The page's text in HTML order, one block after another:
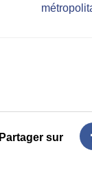
Partager sur